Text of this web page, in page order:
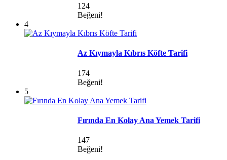
124
Beğeni!
4
Az Kıymayla Kıbrıs Köfte Tarifi
174
Beğeni!
5
Fırında En Kolay Ana Yemek Tarifi
147
Beğeni!